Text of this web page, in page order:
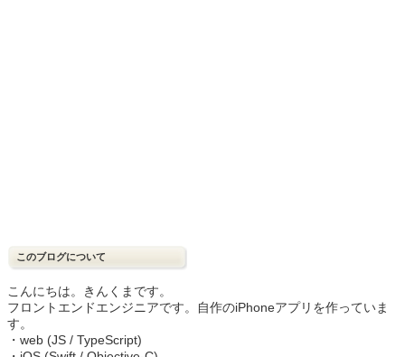
このブログについて
こんにちは。きんくまです。
フロントエンドエンジニアです。自作のiPhoneアプリを作っていま
す。
・web (JS / TypeScript)